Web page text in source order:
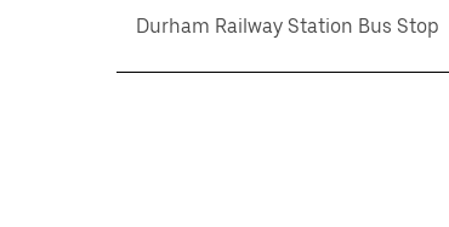
Durham Railway Station Bus Stop